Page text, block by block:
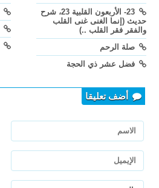
23- الأربعون القلبية 23، شرح
حديث (إنما الغنى غنى القلب
والفقر فقر القلب ..)
صلة الرحم
فضل عشر ذي الحجة
أضف تعليقا